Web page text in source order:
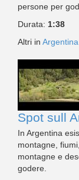
persone per
Durata: 1:38
Altri in Argentina
Spot sull
In Argentina
montagne,
montagne e
godere.